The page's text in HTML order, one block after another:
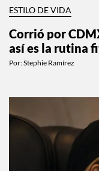
ESTILO DE VIDA
Corrió por
así es la rutina
Por:Stephie Ramírez